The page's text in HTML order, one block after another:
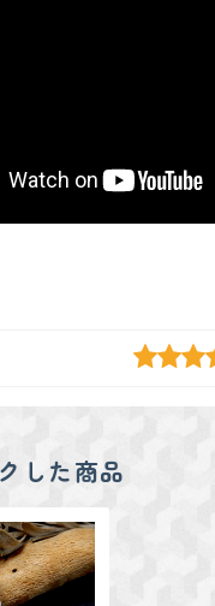
した商品